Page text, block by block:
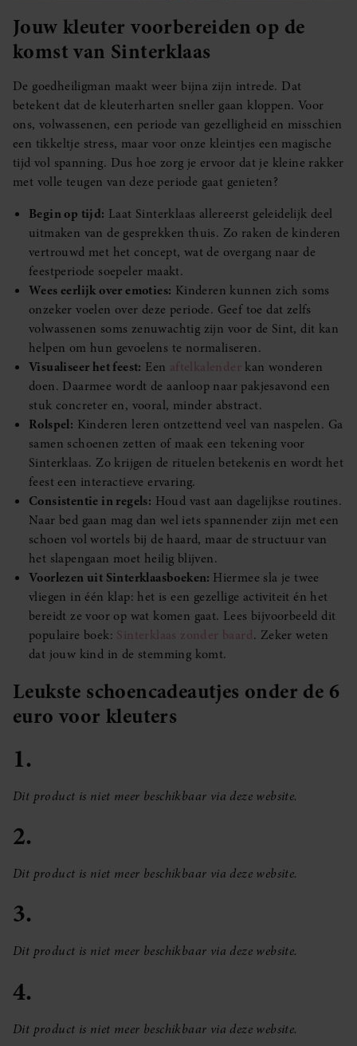
Jouw kleuter voorbereiden op de
komst van Sinterklaas
De goedheiligman maakt weer bijna zijn intrede. Dat
betekent dat de kleuterharten sneller gaan kloppen. Voor
ons, volwassenen, een periode van gezelligheid en misschien
een tikkeltje stress, maar voor onze kleintjes een magische
tijd vol spanning. Dus hoe zorg je ervoor dat je kleine rakker
met volle teugen van deze periode gaat genieten?
Begin op tijd: Laat Sinterklaas allereerst geleidelijk deel
uitmaken van de gesprekken thuis. Zo raken de kinderen
vertrouwd met het concept, wat de overgang naar de
feestperiode soepeler maakt.
Wees eerlijk over emoties: Kinderen kunnen zich soms
onzeker voelen over deze periode. Geef toe dat zelfs
volwassenen soms zenuwachtig zijn voor de Sint, dit kan
helpen om hun gevoelens te normaliseren.
Visualiseer het feest: Een aftelkalender kan wonderen
doen. Daarmee wordt de aanloop naar pakjesavond een
stuk concreter en, vooral, minder abstract.
Rolspel: Kinderen leren ontzettend veel van naspelen. Ga
samen schoenen zetten of maak een tekening voor
Sinterklaas. Zo krijgen de rituelen betekenis en wordt het
feest een interactieve ervaring.
Consistentie in regels: Houd vast aan dagelijkse routines.
Naar bed gaan mag dan wel iets spannender zijn met een
schoen vol wortels bij de haard, maar de structuur van
het slapengaan moet heilig blijven.
Voorlezen uit Sinterklaasboeken: Hiermee sla je twee
vliegen in één klap: het is een gezellige activiteit én het
bereidt ze voor op wat komen gaat. Lees bijvoorbeeld dit
populaire boek: Sinterklaas zonder baard. Zeker weten
dat jouw kind in de stemming komt.
Leukste schoencadeautjes onder de 6
euro voor kleuters
1.
Dit product is niet meer beschikbaar via deze website.
2.
Dit product is niet meer beschikbaar via deze website.
3.
Dit product is niet meer beschikbaar via deze website.
4.
Dit product is niet meer beschikbaar via deze website.